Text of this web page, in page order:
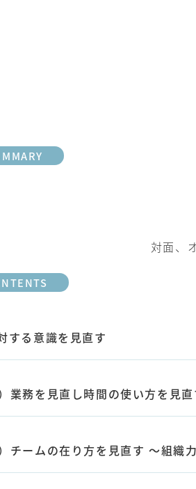
対面、
する意識を見直す
）業務を見直し時間の使い方を見
）チームの在り方を見直す ～組織